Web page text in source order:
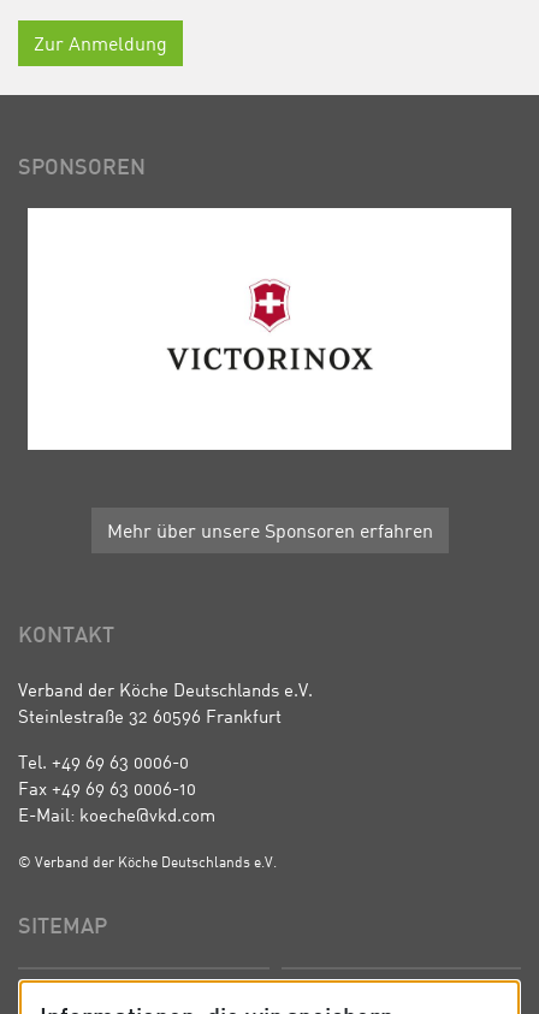
Zur Anmeldung
SPONSOREN
Mehr über unsere Sponsoren erfahren
KONTAKT
Verband der Köche Deutschlands e.V.
Steinlestraße 32 60596 Frankfurt
Tel. +49 69 63 0006-0
Fax +49 69 63 0006-10
E-Mail: koeche@vkd.com
© Verband der Köche Deutschlands e.V.
SITEMAP